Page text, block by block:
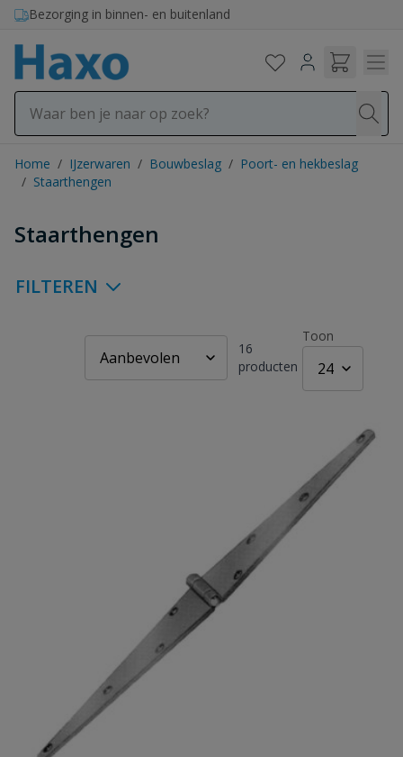
Ga naar de inhoud
Bezorging in binnen- en buitenland
Home / IJzerwaren / Bouwbeslag / Poort- en hekbeslag
/ Staarthengen
Staarthengen
FILTEREN
16
producten
Toon